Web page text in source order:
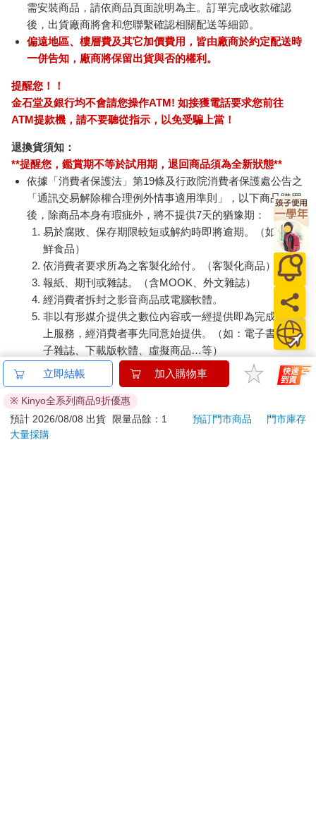
需安裝商品，請依商品頁面說明為主。訂單完成收款確認
後，出貨廠商將會和您聯繫確認相關配送等細節。
偏遠地區、樓層費及其它加價費用，皆由廠商於約定配送時
一併告知，廠商將保留出貨與否的權利。
提醒您！！
金石堂及銀行均不會請您操作ATM! 如接獲電話要求您前往
ATM提款機，請不要聽從指示，以免受騙上當！
退換貨須知：
**提醒您，鑑賞期不等於試用期，退回商品須為全新狀態**
依據「消費者保護法」第19條及行政院消費者保護處公告之
「通訊交易解除權合理例外情事適用準則」，以下商品購買
後，除商品本身有瑕疵外，將不提供7天的猶豫期：
易於腐敗、保存期限較短或解約時即將逾期。（如：生
鮮食品）
依消費者要求所為之客製化給付。（客製化商品）
報紙、期刊或雜誌。（含MOOK、外文雜誌）
經消費者拆封之影音商品或電腦軟體。
非以有形媒介提供之數位內容或一經提供即為完成之線
上服務，經消費者事先同意始提供。（如：電子書、電
子雜誌、下載版軟體、虛擬商品…等）
已拆封之個人衛生用品。（如：內衣褲、刮鬍刀、除毛
刀…等）
若非上列種類商品，均享有到貨7天的猶豫期（含例假
日）。
辦理退換貨時，商品（組合商品恕無法接受單獨退貨）必須
立即結帳 加入購物車
※ Kinyo全系列商品9折優惠
預計 2026/08/08 出貨
限量品餘：1 預訂門市商品
門市庫存
大量採購